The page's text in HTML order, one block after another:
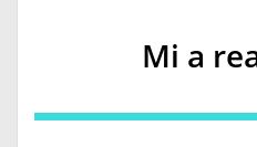
Mi a